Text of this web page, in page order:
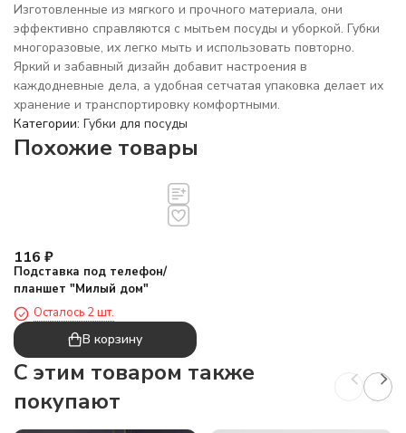
Изготовленные из мягкого и прочного материала, они
эффективно справляются с мытьем посуды и уборкой. Губки
многоразовые, их легко мыть и использовать повторно.
Яркий и забавный дизайн добавит настроения в
каждодневные дела, а удобная сетчатая упаковка делает их
хранение и транспортировку комфортными.
Категории: Губки для посуды
Похожие товары
116 ₽
Подставка под телефон/
планшет "Милый дом"
Осталось 2 шт.
В корзину
C этим товаром также
покупают